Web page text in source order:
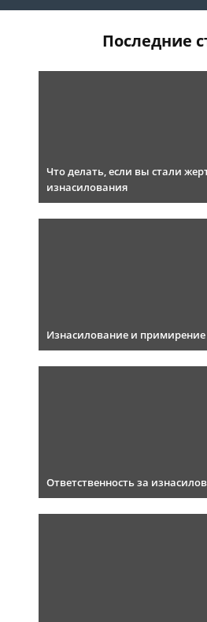
Последние
Что делать, если вы стали
изнасилования
Изнасилование и примирение
Ответственность за